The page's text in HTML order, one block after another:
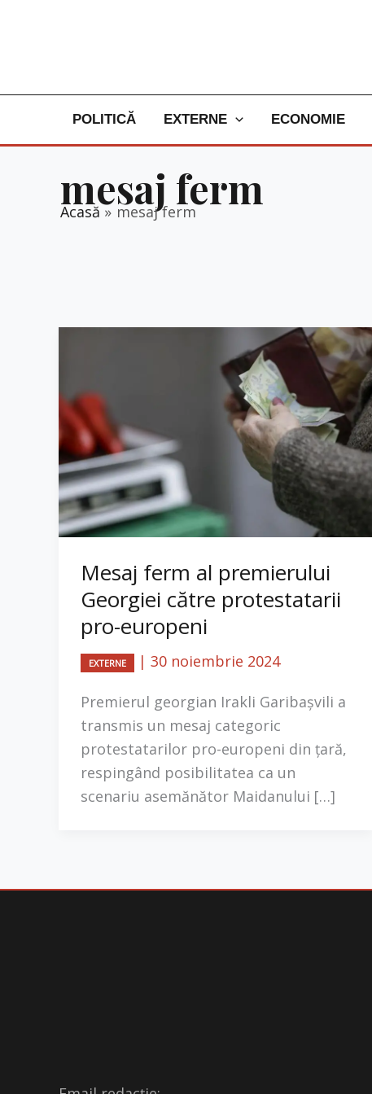
POLITICĂ EXTERNE ECONOMIE
mesaj ferm
Acasă mesaj ferm
Mesaj ferm al premierului
Georgiei către protestatarii
pro-europeni
EXTERNE | 30 noiembrie 2024
Premierul georgian Irakli Garibașvili a
transmis un mesaj categoric
protestatarilor pro-europeni din țară,
respingând posibilitatea ca un
scenariu asemănător Maidanului […]